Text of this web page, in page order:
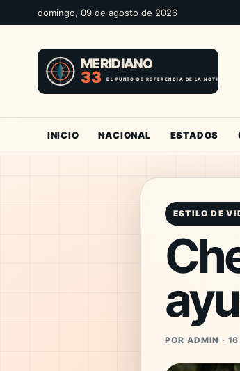
domingo, 09 de agosto de 2026
INICIO NACIONAL ESTADOS
ESTILO DE
POR ADMIN ·